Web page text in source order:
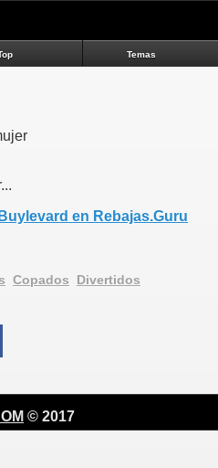
Temas
en Rebajas.Guru
Copados Divertidos
© 2017